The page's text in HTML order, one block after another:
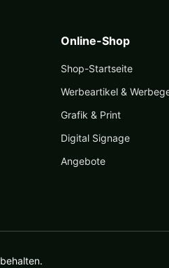
Online-Shop
Shop-Startseite
Werbeartikel &
Grafik & Print
Digital Signage
Angebote